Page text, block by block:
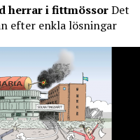
herrar i fittmössorDet
efter enkla lösningar